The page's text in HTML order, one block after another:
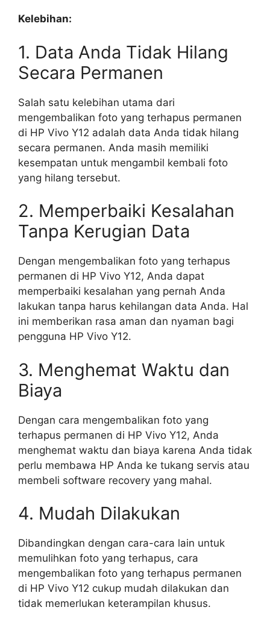
Kelebihan:
1. Data Anda Tidak Hilang
Secara Permanen
Salah satu kelebihan utama dari
mengembalikan foto yang terhapus permanen
di HP Vivo Y12 adalah data Anda tidak hilang
secara permanen. Anda masih memiliki
kesempatan untuk mengambil kembali foto
yang hilang tersebut.
2. Memperbaiki Kesalahan
Tanpa Kerugian Data
Dengan mengembalikan foto yang terhapus
permanen di HP Vivo Y12, Anda dapat
memperbaiki kesalahan yang pernah Anda
lakukan tanpa harus kehilangan data Anda. Hal
ini memberikan rasa aman dan nyaman bagi
pengguna HP Vivo Y12.
3. Menghemat Waktu dan
Biaya
Dengan cara mengembalikan foto yang
terhapus permanen di HP Vivo Y12, Anda
menghemat waktu dan biaya karena Anda tidak
perlu membawa HP Anda ke tukang servis atau
membeli software recovery yang mahal.
4. Mudah Dilakukan
Dibandingkan dengan cara-cara lain untuk
memulihkan foto yang terhapus, cara
mengembalikan foto yang terhapus permanen
di HP Vivo Y12 cukup mudah dilakukan dan
tidak memerlukan keterampilan khusus.